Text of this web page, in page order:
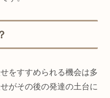
をすすめられる機会は多
がその後の発達の土台に